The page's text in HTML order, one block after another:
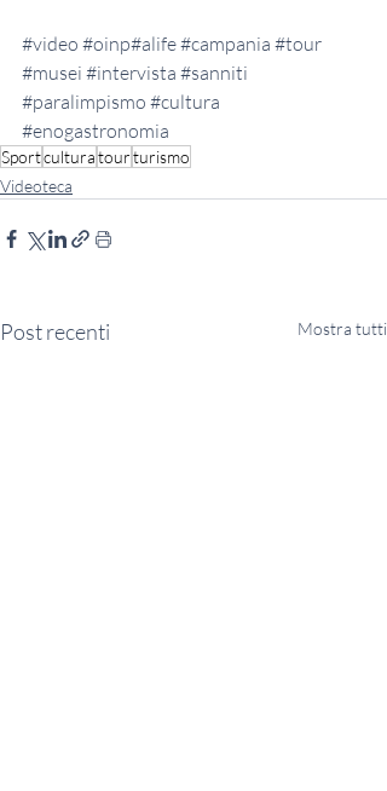
#video #oinp#alife #campania #tour
#musei #intervista #sanniti
#paralimpismo #cultura
#enogastronomia
Sportculturatourturismo
Videoteca
Post recenti Mostra tutti